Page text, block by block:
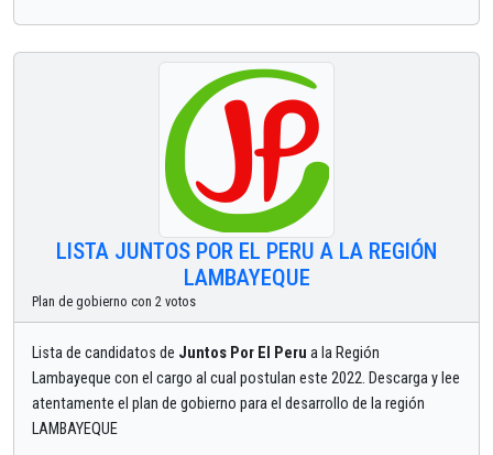
LISTA JUNTOS POR EL PERU A LA REGIÓN
LAMBAYEQUE
Plan de gobierno con 2 votos
Lista de candidatos de Juntos Por El Peru a la Región
Lambayeque con el cargo al cual postulan este 2022. Descarga y lee
atentamente el plan de gobierno para el desarrollo de la región
LAMBAYEQUE